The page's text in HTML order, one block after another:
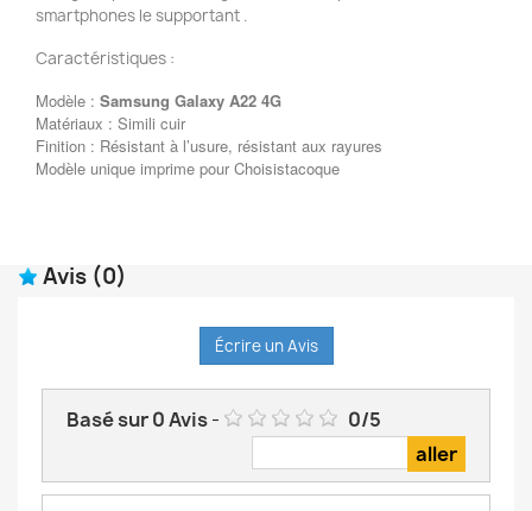
smartphones le supportant .
Caractéristiques :
Modèle : Samsung Galaxy A22 4G
Matériaux : Simili cuir
Finition : Résistant à l’usure, résistant aux rayures
Modèle unique imprime pour Choisistacoque
Avis (0)
Écrire un Avis
Basé sur0Avis- 0/5